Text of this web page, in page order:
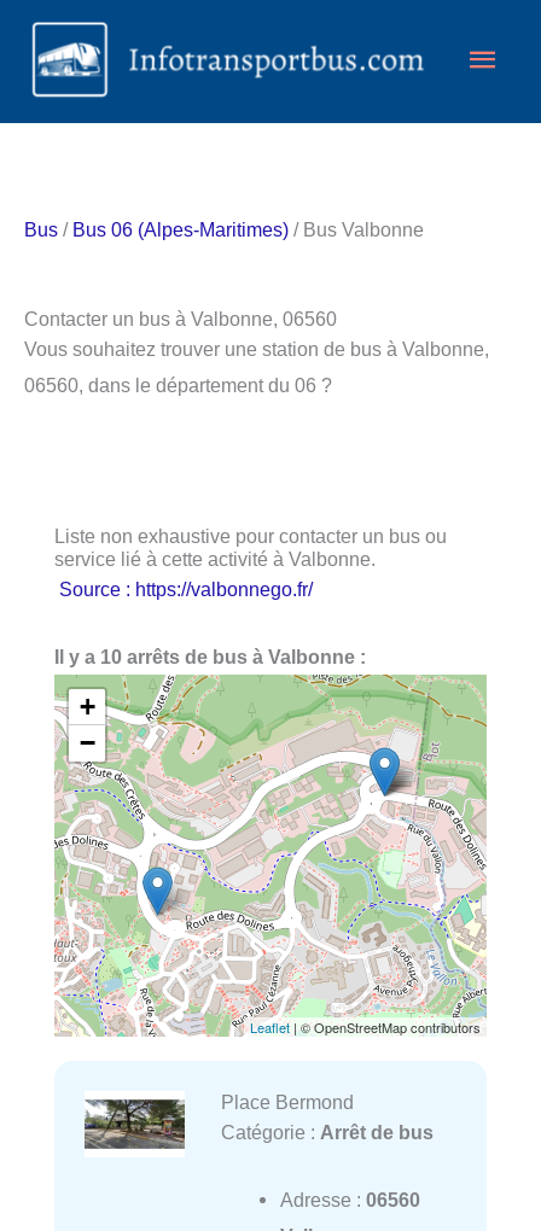
Aller
contenu
Bus / Bus 06 (Alpes-Maritimes) / Bus Valbonne
Contacter un bus à Valbonne, 06560
Vous souhaitez trouver une station de bus à Valbonne,
06560, dans le département du 06 ?
Liste non exhaustive pour contacter un bus ou
service lié à cette activité à Valbonne.
Source : https://valbonnego.fr/
Il y a 10 arrêts de bus à Valbonne :
+
−
Leaflet| © OpenStreetMap contributors
Place Bermond
Catégorie : Arrêt de bus
Adresse : 06560